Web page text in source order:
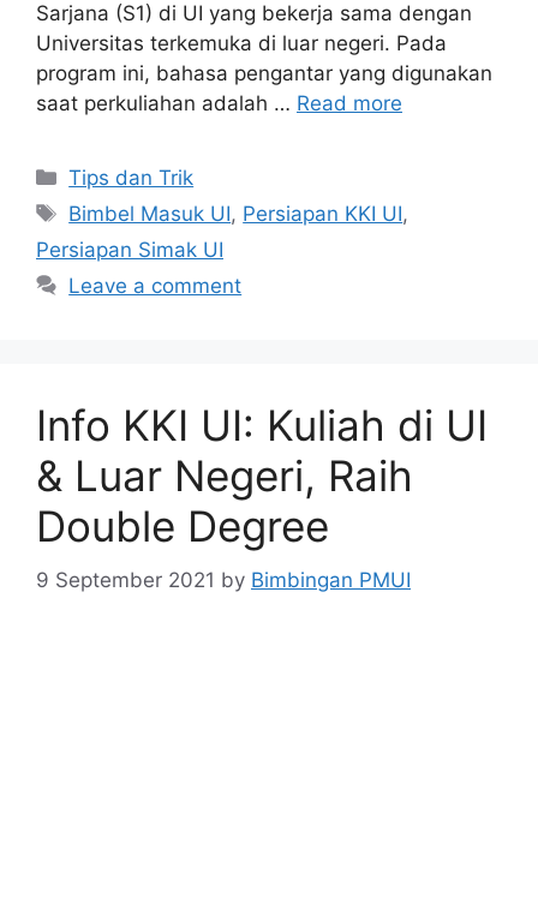
Sarjana (S1) di UI yang bekerja sama dengan
Universitas terkemuka di luar negeri. Pada
program ini, bahasa pengantar yang digunakan
saat perkuliahan adalah … Read more
Tips dan Trik
Bimbel Masuk UI, Persiapan KKI UI,
Persiapan Simak UI
Leave a comment
Info KKI UI: Kuliah di UI
& Luar Negeri, Raih
Double Degree
9 September 2021 by Bimbingan PMUI